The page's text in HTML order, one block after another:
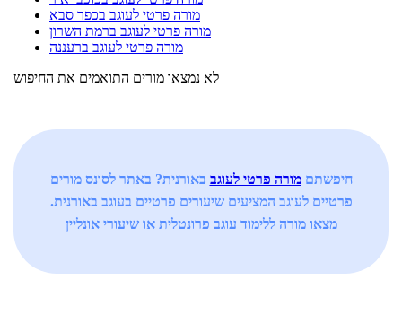
מורה פרטי לעוגב בכפר סבא
מורה פרטי לעוגב ברמת השרון
מורה פרטי לעוגב ברעננה
לא נמצאו מורים התואמים את החיפוש
חיפשתםמורה פרטי לעוגב באורנית? באתר לסונס מורים
פרטיים לעוגב המציעים שיעורים פרטיים בעוגב באורנית.
מצאו מורה ללימוד עוגב פרונטלית או שיעורי אונליין